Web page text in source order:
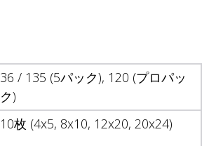
36 / 135 (5パック), 120 (プロパッ
ク)
10枚 (4x5, 8x10, 12x20, 20x24)